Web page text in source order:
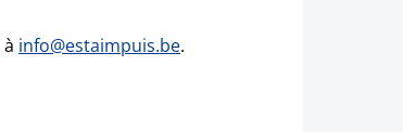
info@estaimpuis.be.